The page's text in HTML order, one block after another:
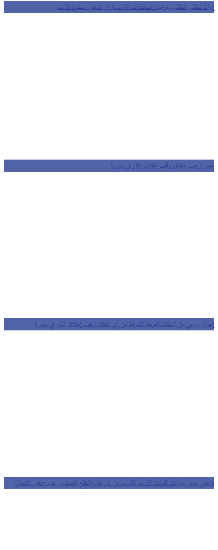
إيران تطالب تطالب بتوجيه المساعدات الإنسانية إلى مناطق سيطرة الأسد
مصر ترحب باتفاق وقف إطلاق النار في سوريا
إصرار روسي على استثناء الغوطة الشرقية من أي اتفاق لوقف إطلاق النار في سوريا
داعش يدمر دبابات لقوات الأسد بالقرب من شريفة والنظام يقصف ريف حمص الشمالي